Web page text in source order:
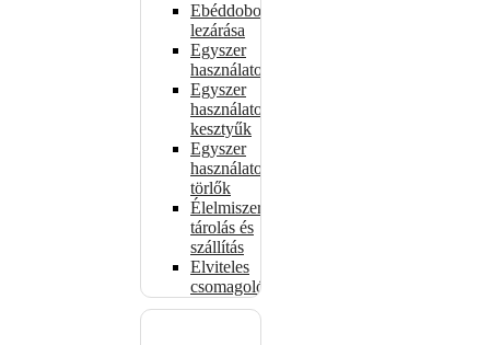
Ebéddobozok
lezárása
Egyszer
használatos
Egyszer
használatos
kesztyűk
Egyszer
használatos
törlők
Élelmiszer-
tárolás és
szállítás
Elviteles
csomagolóanyagok